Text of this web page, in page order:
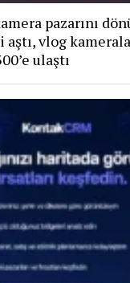
pazarını
aştı, vlog
ulaştı